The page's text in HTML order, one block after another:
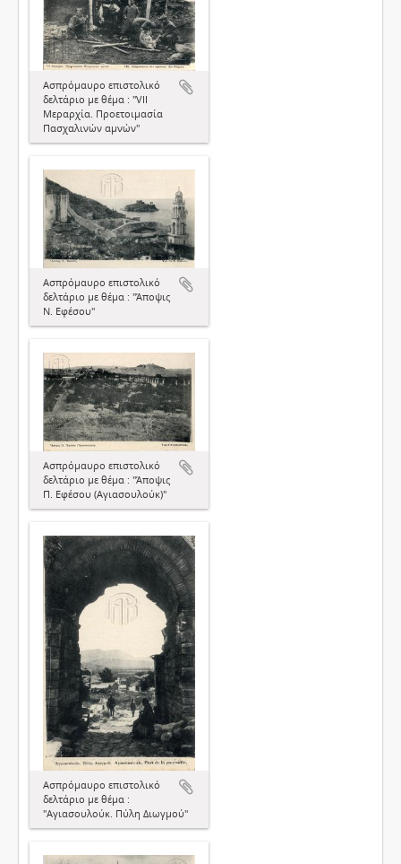
Ασπρόμαυρο επιστολικό
δελτάριο με θέμα : "VII
Μεραρχία. Προετοιμασία
Πασχαλινών αμνών"
Ασπρόμαυρο επιστολικό
δελτάριο με θέμα : "Άποψις
Ν. Εφέσου"
Ασπρόμαυρο επιστολικό
δελτάριο με θέμα : "Άποψις
Π. Εφέσου (Αγιασουλούκ)"
Ασπρόμαυρο επιστολικό
δελτάριο με θέμα :
"Αγιασουλούκ. Πύλη Διωγμού"